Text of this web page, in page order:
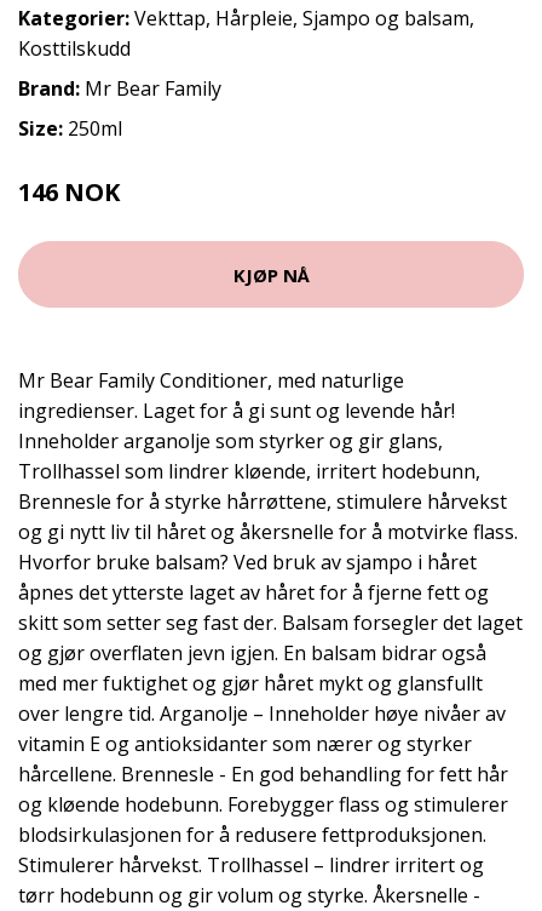
Kategorier:Vekttap, Hårpleie, Sjampo og balsam,
Kosttilskudd
Brand: Mr Bear Family
Size: 250ml
146 NOK
KJØP NÅ
Mr Bear Family Conditioner, med naturlige
ingredienser. Laget for å gi sunt og levende hår!
Inneholder arganolje som styrker og gir glans,
Trollhassel som lindrer kløende, irritert hodebunn,
Brennesle for å styrke hårrøttene, stimulere hårvekst
og gi nytt liv til håret og åkersnelle for å motvirke flass.
Hvorfor bruke balsam? Ved bruk av sjampo i håret
åpnes det ytterste laget av håret for å fjerne fett og
skitt som setter seg fast der. Balsam forsegler det laget
og gjør overflaten jevn igjen. En balsam bidrar også
med mer fuktighet og gjør håret mykt og glansfullt
over lengre tid. Arganolje – Inneholder høye nivåer av
vitamin E og antioksidanter som nærer og styrker
hårcellene. Brennesle - En god behandling for fett hår
og kløende hodebunn. Forebygger flass og stimulerer
blodsirkulasjonen for å redusere fettproduksjonen.
Stimulerer hårvekst. Trollhassel – lindrer irritert og
tørr hodebunn og gir volum og styrke. Åkersnelle -